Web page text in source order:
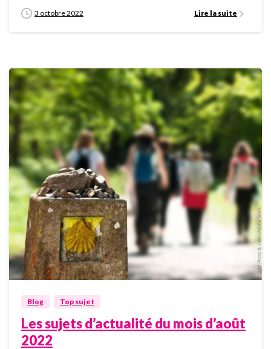
3 octobre 2022 Lire la suite
Blog Top sujet
Les sujets d’actualité du mois d’août
2022